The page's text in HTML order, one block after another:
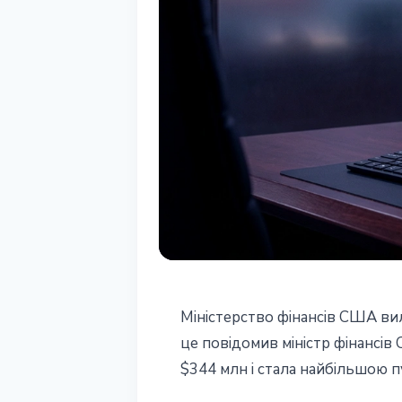
США вилучили
активів у
Міністерство фінансів США
це повідомив міністр
$344 млн і стала найбільшою